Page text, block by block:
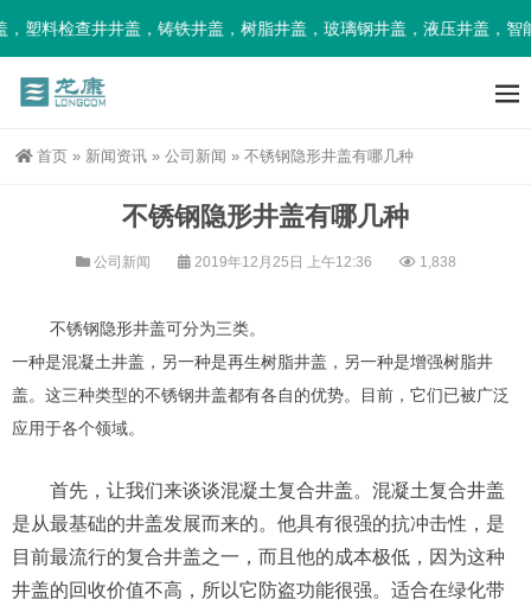
塑料检查井井盖，铸铁井盖，树脂井盖，玻璃钢井盖，液压井盖，智
首页 » 新闻资讯 » 公司新闻 » 不锈钢隐形井盖有哪几种
不锈钢隐形井盖有哪几种
公司新闻 2019年12月25日 上午12:36 1,838
不锈钢隐形井盖可分为三类。
一种是混凝土井盖，另一种是再生树脂井盖，另一种是增强树脂井
盖。这三种类型的不锈钢井盖都有各自的优势。目前，它们已被广泛
应用于各个领域。
首先，让我们来谈谈混凝土复合井盖。混凝土复合井盖
是从最基础的井盖发展而来的。他具有很强的抗冲击性，是
目前最流行的复合井盖之一，而且他的成本极低，因为这种
井盖的回收价值不高，所以它防盗功能很强。适合在绿化带